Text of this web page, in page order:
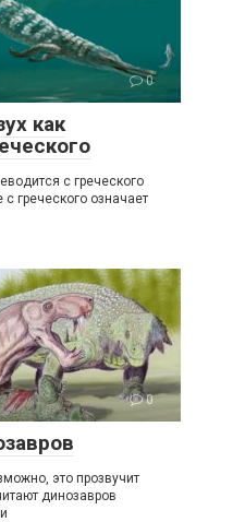
0
как
с греческого
греческого означает
0
это прозвучит
динозавров